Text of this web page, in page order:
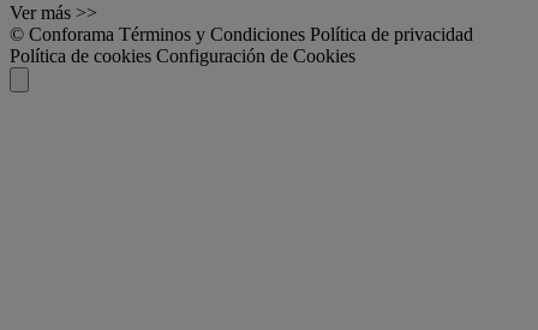
Ver más >>
© Conforama Términos y Condiciones Política de privacidad
Política de cookies Configuración de Cookies